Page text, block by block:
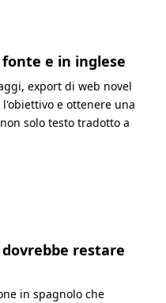
e in inglese
export di web novel
e ottenere una
solo testo tradotto a
restare
in spagnolo che